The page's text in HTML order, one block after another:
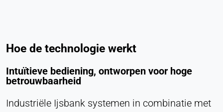
Hoe de technologie werkt
Intuïtieve bediening, ontworpen voor hoge
betrouwbaarheid
Industriële Ijsbank systemen in combinatie met